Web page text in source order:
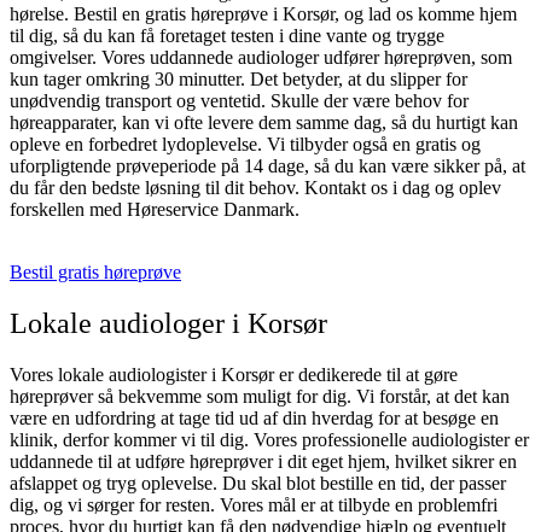
hørelse. Bestil en gratis høreprøve i Korsør, og lad os komme hjem
til dig, så du kan få foretaget testen i dine vante og trygge
omgivelser. Vores uddannede audiologer udfører høreprøven, som
kun tager omkring 30 minutter. Det betyder, at du slipper for
unødvendig transport og ventetid. Skulle der være behov for
høreapparater, kan vi ofte levere dem samme dag, så du hurtigt kan
opleve en forbedret lydoplevelse. Vi tilbyder også en gratis og
uforpligtende prøveperiode på 14 dage, så du kan være sikker på, at
du får den bedste løsning til dit behov. Kontakt os i dag og oplev
forskellen med Høreservice Danmark.
Bestil gratis høreprøve
Lokale audiologer i Korsør
Vores lokale audiologister i Korsør er dedikerede til at gøre
høreprøver så bekvemme som muligt for dig. Vi forstår, at det kan
være en udfordring at tage tid ud af din hverdag for at besøge en
klinik, derfor kommer vi til dig. Vores professionelle audiologister er
uddannede til at udføre høreprøver i dit eget hjem, hvilket sikrer en
afslappet og tryg oplevelse. Du skal blot bestille en tid, der passer
dig, og vi sørger for resten. Vores mål er at tilbyde en problemfri
proces, hvor du hurtigt kan få den nødvendige hjælp og eventuelt